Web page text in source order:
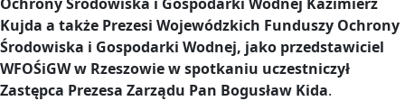
Kujda a także Prezesi Wojewódzkich Funduszy Ochrony
Środowiska i Gospodarki Wodnej, jako przedstawiciel
WFOŚiGW w Rzeszowie w spotkaniu uczestniczył
Zastępca Prezesa Zarządu Pan Bogusław Kida.